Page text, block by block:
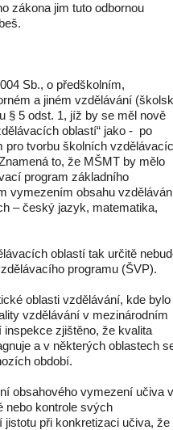
zákona jim tuto odbornou
Sb., o předškolním,
a jiném vzdělávání
§ 5 odst. 1, jíž by se měl nově
oblastí“ jako - po
pro tvorbu školních
to, že MŠMT by mělo
program základního
vymezením obsahu
– český jazyk, matematika,
oblastí tak určitě
programu (ŠVP).
oblasti vzdělávání, kde bylo
vzdělávání v mezinárodním
zjištěno, že kvalita
a v některých oblastech
období.
obsahového vymezení učiva v
nebo kontrole svých
při konkretizaci učiva, že